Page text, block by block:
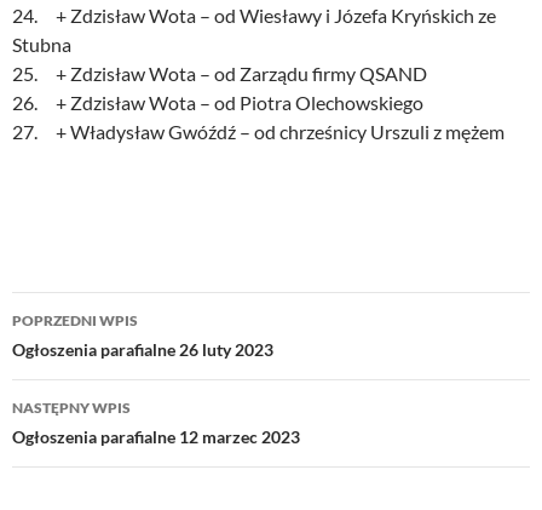
24. + Zdzisław Wota – od Wiesławy i Józefa Kryńskich ze
Stubna
25. + Zdzisław Wota – od Zarządu firmy QSAND
26. + Zdzisław Wota – od Piotra Olechowskiego
27. + Władysław Gwóźdź – od chrześnicy Urszuli z mężem
Nawigacja
wpisu
POPRZEDNI WPIS
Ogłoszenia parafialne 26 luty 2023
NASTĘPNY WPIS
Ogłoszenia parafialne 12 marzec 2023